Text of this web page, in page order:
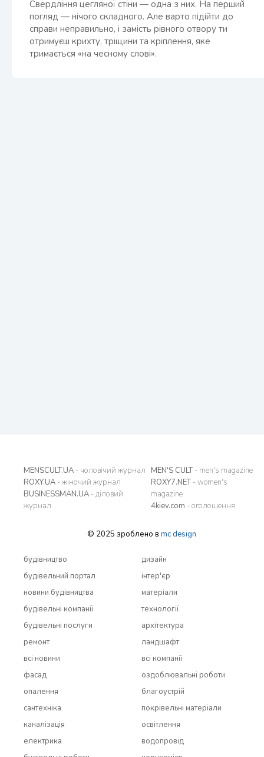
Свердління цегляної стіни — одна з них. На перший
погляд — нічого складного. Але варто підійти до
справи неправильно, і замість рівного отвору ти
отримуєш крихту, тріщини та кріплення, яке
тримається «на чесному слові».
MENSCULT.UA - чоловічий журнал
ROXY.UA - жіночий журнал
BUSINESSMAN.UA - діловий
журнал
MEN'S CULT- men's magazine
ROXY7.NET- women's
magazine
4kiev.com - оголошення
© 2025 зроблено в mc design
будівництво
будівельний портал
новини будівництва
будівельні компанії
будівельні послуги
ремонт
всi новини
дизайн
інтер'єр
матеріали
технології
архітектура
ландшафт
всi компанії
фасад
опалення
сантехніка
каналізація
електрика
оздоблювальні роботи
благоустрій
покрівельні матеріали
освітлення
водопровід